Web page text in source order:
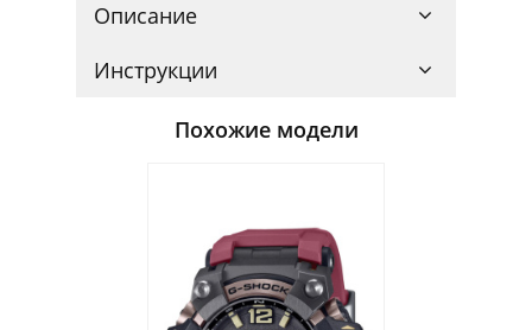
Описание
Инструкции
Похожие модели